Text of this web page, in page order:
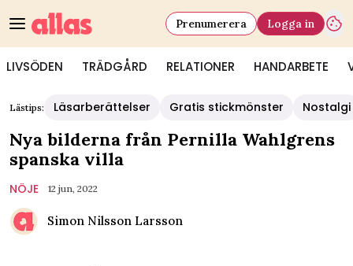
LIVSÖDEN TRÄDGÅRD RELATIONER HANDARBETE
Prenumerera Logga in
Lästips: Läsarberättelser Gratis stickmönster Nostalgi
Nya bilderna från Pernilla Wahlgrens
spanska villa
NÖJE 12 jun, 2022
Simon Nilsson Larsson